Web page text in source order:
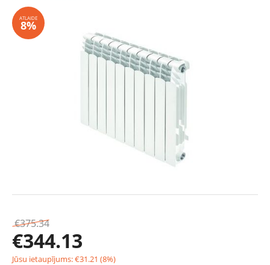
ATLAIDE
8%
€375.34
€344.13
Jūsu ietaupījums:€31.21 (8%)